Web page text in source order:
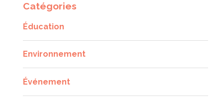
Catégories
Éducation
Environnement
Événement